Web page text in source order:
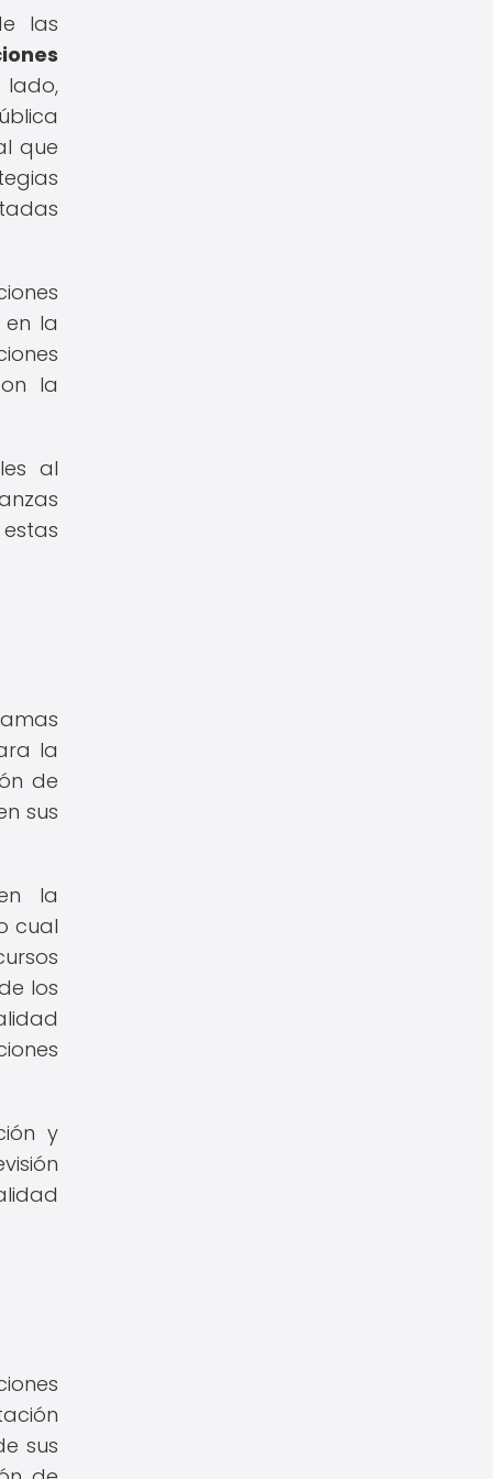
las
que
la
la
al
la
de
sus
la
cual
los
y
sus